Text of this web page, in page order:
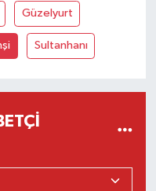
Güzelyurt
Sultanhanı